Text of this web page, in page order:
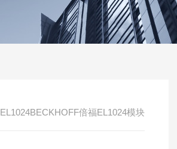
EL1024BECKHOFF倍福EL1024模块